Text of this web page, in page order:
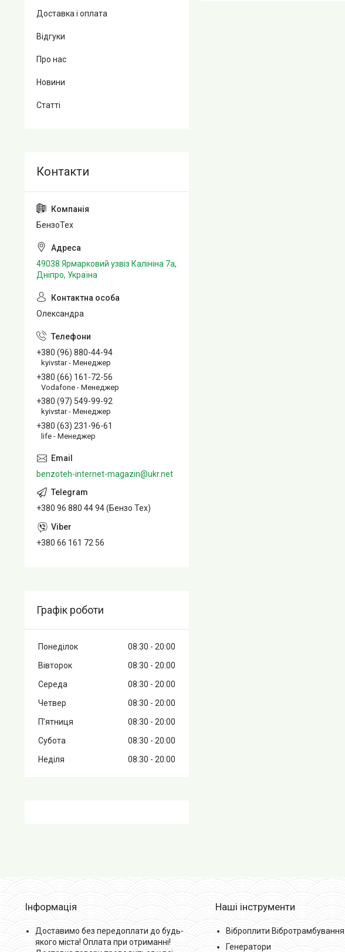
Доставка і оплата
Відгуки
Про нас
Новини
Статті
БензоТех
49038 Ярмарковий узвіз Калініна 7а,
Дніпро, Україна
Олександра
+380 (96) 880-44-94
kyivstar - Менеджер
+380 (66) 161-72-56
Vodafone - Менеджер
+380 (97) 549-99-92
kyivstar - Менеджер
+380 (63) 231-96-61
life - Менеджер
benzoteh-internet-magazin@ukr.net
+380 96 880 44 94 (Бензо Тех)
+380 66 161 72 56
Графік роботи
Понеділок 08:30
20:00
Вівторок
08:30
20:00
Середа
08:30
20:00
Четвер
08:30
20:00
Пʼятниця
08:30
20:00
Субота
08:30
20:00
Неділя
08:30 20:00
Інформація
Доставимо без передоплати до будь-
якого міста! Оплата при отриманні!
Наші інструменти
Віброплити Вібротрамбування
Генератори